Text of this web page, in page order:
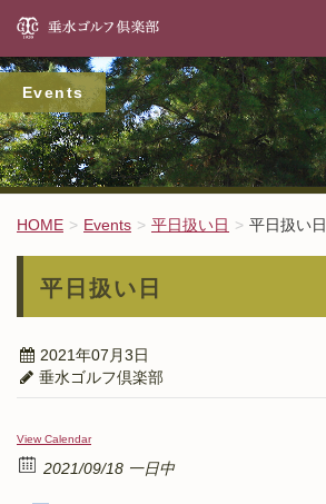
Events
HOME Events 平日扱い日 平日扱い日
平日扱い日
2021年07月3日
垂水ゴルフ倶楽部
View Calendar
2021/09/18 一日中